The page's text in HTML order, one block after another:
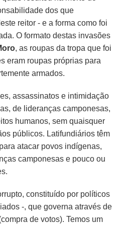
dos que
reitor - e a forma como foi
O formato destas invasões
, as roupas da tropa que foi
eram roupas próprias para
armados.
assassinatos e intimidação
de lideranças camponesas,
humanos, sem quaisquer
públicos. Latifundiários têm
atacar povos indígenas,
camponesas e pouco ou
constituído por políticos
-, que governa através de
de votos). Temos um